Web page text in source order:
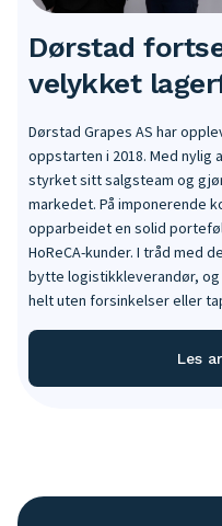
Dørstad
velykket
Dørstad Grapes AS har
oppstarten i 2018. Med nylig
styrket sitt salgsteam og
markedet. På imponerende
opparbeidet en solid
HoReCA-kunder. I tråd med
bytte logistikkleverandør, og
helt uten forsinkelser eller
Les